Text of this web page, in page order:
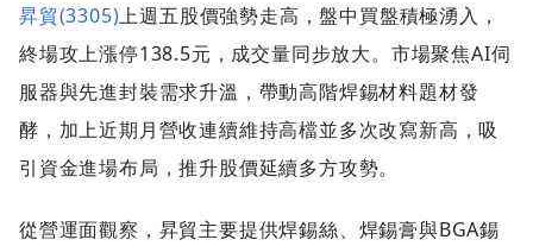
昇貿(3305)上週五股價強勢走高，盤中買盤積極湧入，
終場攻上漲停138.5元，成交量同步放大。市場聚焦AI伺
服器與先進封裝需求升溫，帶動高階焊錫材料題材發
酵，加上近期月營收連續維持高檔並多次改寫新高，吸
引資金進場布局，推升股價延續多方攻勢。
從營運面觀察，昇貿主要提供焊錫絲、焊錫膏與BGA錫